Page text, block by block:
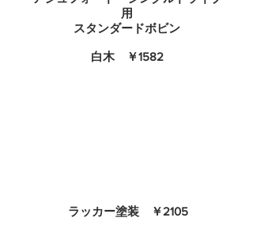
用
​スタンダードボビン
​白木 ￥1582
ラッカー塗装 ￥2105